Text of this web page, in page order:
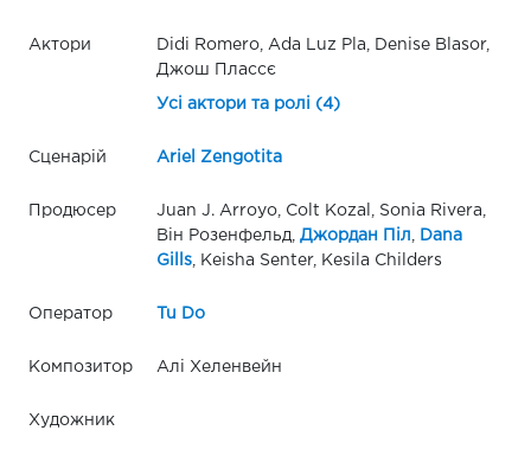
Актори
Didi Romero, Ada Luz Pla, Denise Blasor,
Джош Плассє
Усі актори та ролі (4)
Сценарій Ariel Zengotita
Продюсер
Juan J. Arroyo, Colt Kozal, Sonia Rivera,
Він Розенфельд, Джордан Піл
Dana
Gills, Keisha Senter, Kesila Childers
Оператор Tu Do
Композитор Алі Хеленвейн
Художник